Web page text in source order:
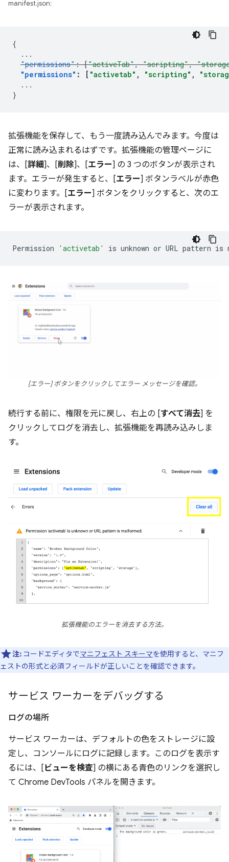
manifest.json:
{
...
"permissions": ["activeTab", "scripting",
"permissions" : [ "activetab" , "scripting" ,
...
}
拡張機能を保存して、もう一度読み込んでみます。今度は
正常に読み込まれるはずです。拡張機能の管理ページに
は、[詳細]、[削除]、[エラー] の 3 つのボタンが表示され
ます。エラーが発生すると、[エラー] ボタンラベルが赤色
に変わります。[エラー] ボタンをクリックすると、次のエ
ラーが表示されます。
Permission 'activetab' is unknown or URL pattern is
[エラー] ボタンをクリックしてエラー メッセージを確認。
続行する前に、権限を元に戻し、右上の [すべて消去] を
クリックしてログを消去し、拡張機能を再読み込みしま
す。
拡張機能のエラーを消去する方法。
注: コードエディタでマニフェスト スキーマを使用すると、マニフ
ェストの形式と必須フィールドが正しいことを確認できます。
サービス ワーカーをデバッグする
ログの場所
サービス ワーカーは、デフォルトの色をストレージに設
定し、コンソールにログに記録します。このログを表示す
るには、[ビューを検査] の横にある青色のリンクを選択し
て Chrome DevTools パネルを開きます。